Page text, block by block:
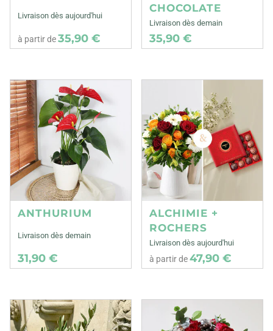
Livraison dès aujourd'hui
à partir de35,90 €
CHOCOLATE
Livraison dès demain
35,90 €
ANTHURIUM
Livraison dès demain
31,90 €
ALCHIMIE +
ROCHERS
Livraison dès aujourd'hui
à partir de47,90 €